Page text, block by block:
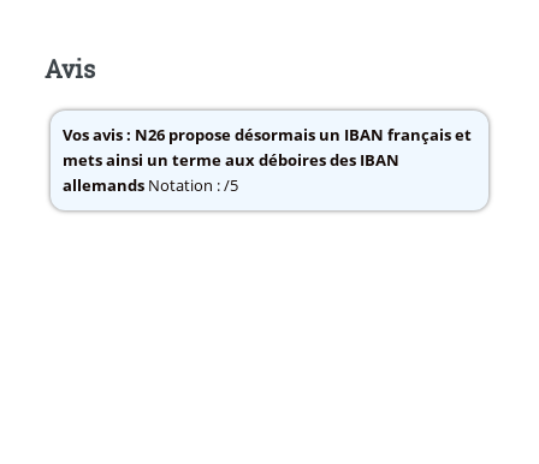
Avis
Vos avis : N26 propose désormais un IBAN français et
mets ainsi un terme aux déboires des IBAN
allemandsNotation : /5